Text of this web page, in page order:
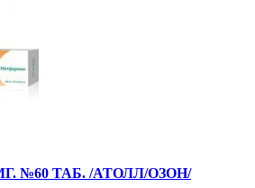
№60 ТАБ. /АТОЛЛ/ОЗОН/